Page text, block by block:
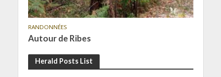
RANDONNÉES
Autour de Ribes
Herald Posts List